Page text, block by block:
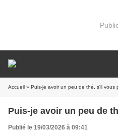
Accueil » Puis-je avoir un peu de thé, s'il vous
Puis-je avoir un peu de
Publié le 19/03/2026 à 09:41